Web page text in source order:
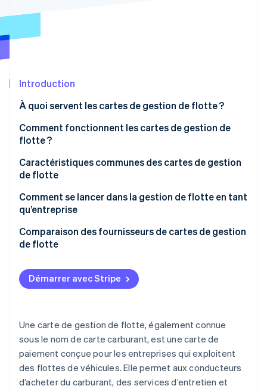
Prévention de la fraude
Climate
Identity
Vérification de l'identité
Stripe Sessions 2026
Découvrez comment Stripe construit l’infrastructure
Regarder la vidéo
Introduction
À quoi servent les cartes de gestion de flotte ?
Comment fonctionnent les cartes de gestion de
flotte ?
Caractéristiques communes des cartes de gestion
de flotte
Comment se lancer dans la gestion de flotte en tant
qu’entreprise
Comparaison des fournisseurs de cartes de gestion
de flotte
Couverture et acceptation
Structure des coûts et des frais
Rapports et analyses
Service à la clientèle
Fonctionnalités de sécurité
Démarrer avec Stripe
Une carte de gestion de flotte, également connue
sous le nom de carte carburant, est une carte de
paiement conçue pour les entreprises qui exploitent
des flottes de véhicules. Elle permet aux conducteurs
d’acheter du carburant, des services d’entretien et